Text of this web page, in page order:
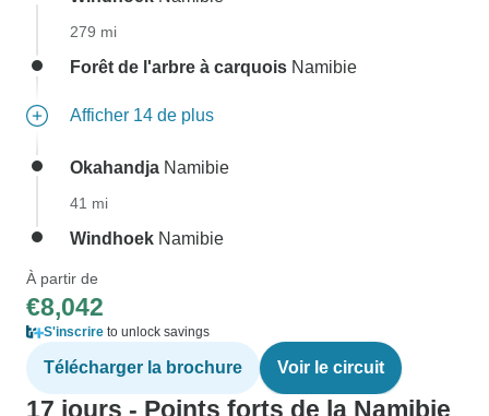
279 mi
Forêt de l'arbre à carquois Namibie
Afficher 14 de plus
Okahandja Namibie
41 mi
Windhoek Namibie
À partir de
€8,042
S'inscrire to unlock savings
Télécharger la brochure Voir le circuit
17 jours - Points forts de la Namibie